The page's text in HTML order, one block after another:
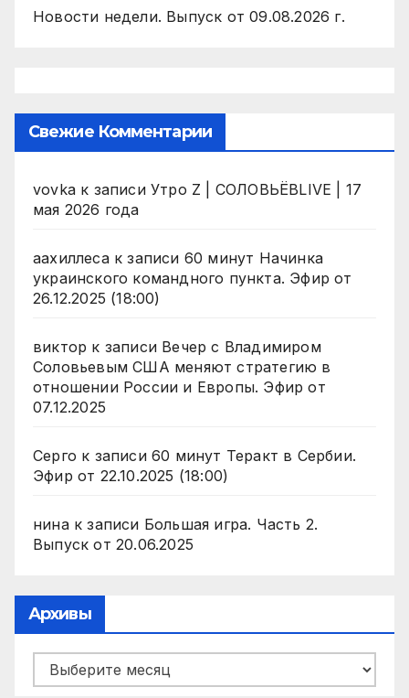
Новости недели. Выпуск от 09.08.2026 г.
Свежие Комментарии
vovka к записи Утро Z | СОЛОВЬЁВLIVE | 17
мая 2026 года
аахиллесак записи 60 минут Начинка
украинского командного пункта. Эфир от
26.12.2025 (18:00)
виктор к записи Вечер с Владимиром
Соловьевым США меняют стратегию в
отношении России и Европы. Эфир от
07.12.2025
Серго к записи 60 минут Теракт в Сербии.
Эфир от 22.10.2025 (18:00)
нинак записи Большая игра. Часть 2.
Выпуск от 20.06.2025
Архивы
Архивы